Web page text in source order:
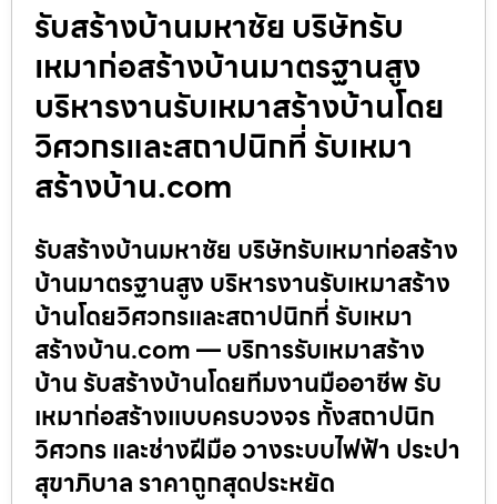
รับสร้างบ้านมหาชัย บริษัทรับ
เหมาก่อสร้างบ้านมาตรฐานสูง
บริหารงานรับเหมาสร้างบ้านโดย
วิศวกรและสถาปนิกที่ รับเหมา
สร้างบ้าน.com
รับสร้างบ้านมหาชัย บริษัทรับเหมาก่อสร้าง
บ้านมาตรฐานสูง บริหารงานรับเหมาสร้าง
บ้านโดยวิศวกรและสถาปนิกที่ รับเหมา
สร้างบ้าน.com — บริการรับเหมาสร้าง
บ้าน รับสร้างบ้านโดยทีมงานมืออาชีพ รับ
เหมาก่อสร้างแบบครบวงจร ทั้งสถาปนิก
วิศวกร และช่างฝีมือ วางระบบไฟฟ้า ประปา
สุขาภิบาล ราคาถูกสุดประหยัด